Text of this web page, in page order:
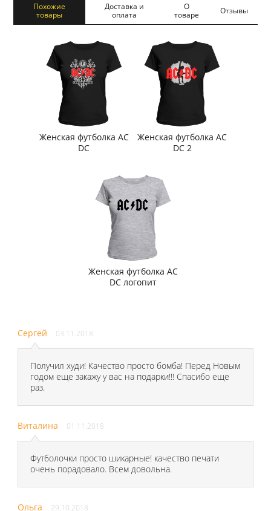
Похожие
товары
Доставка и
оплата
О
товаре
Отзывы
Женская футболка AC
DC
Женская футболка AC
DC 2
Женская футболка AC
DC логопит
Сергей 03.11.2018
Получил худи! Качество просто бомба! Перед Новым
годом еще закажу у вас на подарки!!! Спасибо еще
раз.
Виталина 01.11.2018
Футболочки просто шикарные! качество печати
очень порадовало. Всем довольна.
Ольга 29.10.2018